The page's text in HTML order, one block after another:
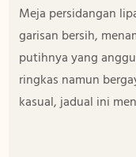
Meja persidangan
garisan bersih,
putihnya yang
ringkas namun
kasual, jadual ini